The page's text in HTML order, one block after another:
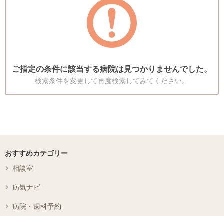
ご指定の条件に該当する病院は見つかりませんでした。
検索条件を変更して再度検索してみてください。
おすすめカテゴリー
相談室
病気ナビ
病院・歯科予約